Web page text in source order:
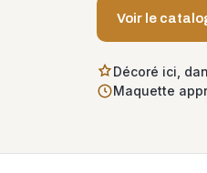
Voir le
Décoré ici,
Maquette